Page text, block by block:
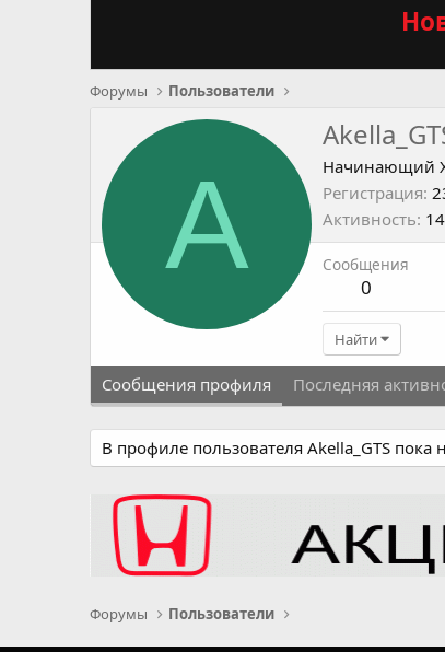
Форумы Пользователи
A Начинающий
Регистрация
Активность
Сообщения
0
Найти
Сообщения профиля Последняя
В профиле пользователя Akella_GTS
Форумы Пользователи